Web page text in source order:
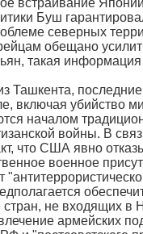
встраивание
Буш
северных
обещано
такая информация
Ташкента,
включая убийство
началом
войны. В
что США явно
военное
стран, не входящих в
армейских